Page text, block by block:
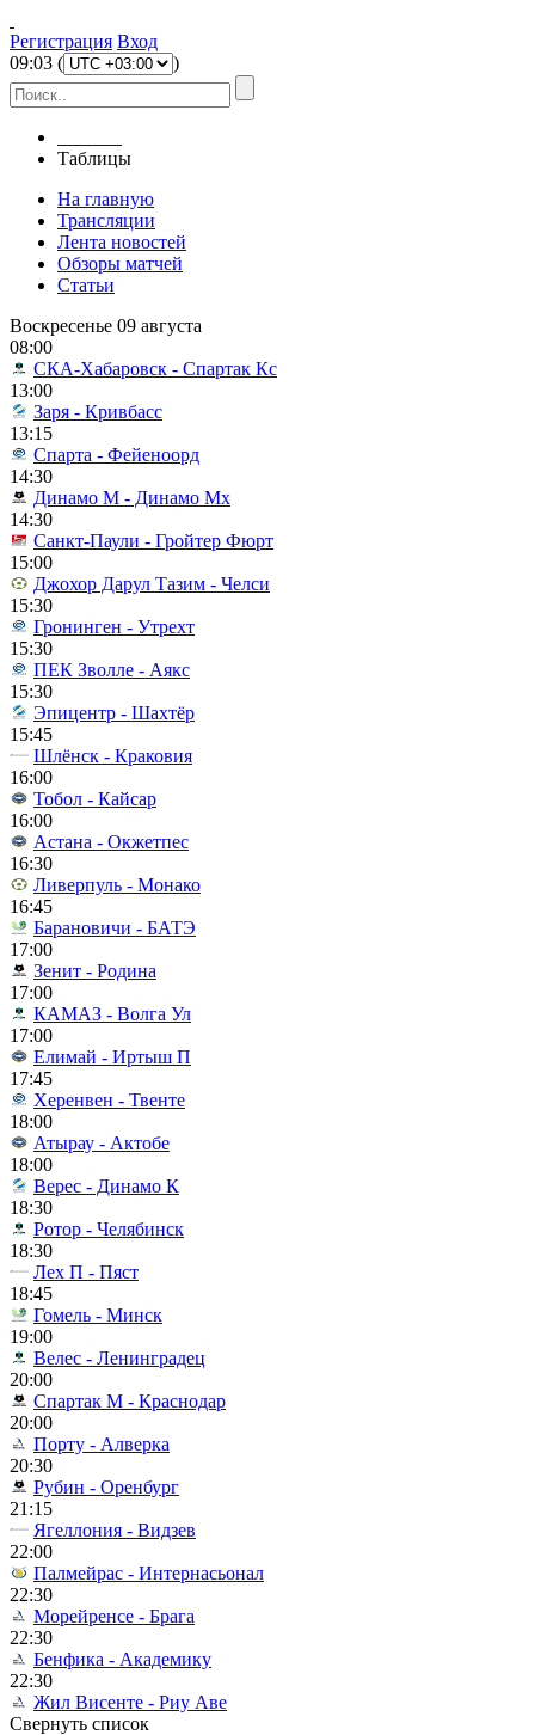
Регистрация Вход
09:03 ( )
Таблицы
На главную
Трансляции
Лента новостей
Обзоры матчей
Статьи
Воскресенье 09 августа
08:00
СКА-Хабаровск - Спартак Кс
13:00
Заря - Кривбасс
13:15
Спарта - Фейеноорд
14:30
Динамо М - Динамо Мх
14:30
Санкт-Паули - Гройтер Фюрт
15:00
Джохор Дарул Тазим - Челси
15:30
Гронинген - Утрехт
15:30
ПЕК Зволле - Аякс
15:30
Эпицентр - Шахтёр
15:45
Шлёнск - Краковия
16:00
Тобол - Кайсар
16:00
Астана - Окжетпес
16:30
Ливерпуль - Монако
16:45
Барановичи - БАТЭ
17:00
Зенит - Родина
17:00
КАМАЗ - Волга Ул
17:00
Елимай - Иртыш П
17:45
Херенвен - Твенте
18:00
Атырау - Актобе
18:00
Верес - Динамо К
18:30
Ротор - Челябинск
18:30
Лех П - Пяст
18:45
Гомель - Минск
19:00
Велес - Ленинградец
20:00
Спартак М - Краснодар
20:00
Порту - Алверка
20:30
Рубин - Оренбург
21:15
Ягеллония - Видзев
22:00
Палмейрас - Интернасьонал
22:30
Морейренсе - Брага
22:30
Бенфика - Академику
22:30
Жил Висенте - Риу Аве
Свернуть список